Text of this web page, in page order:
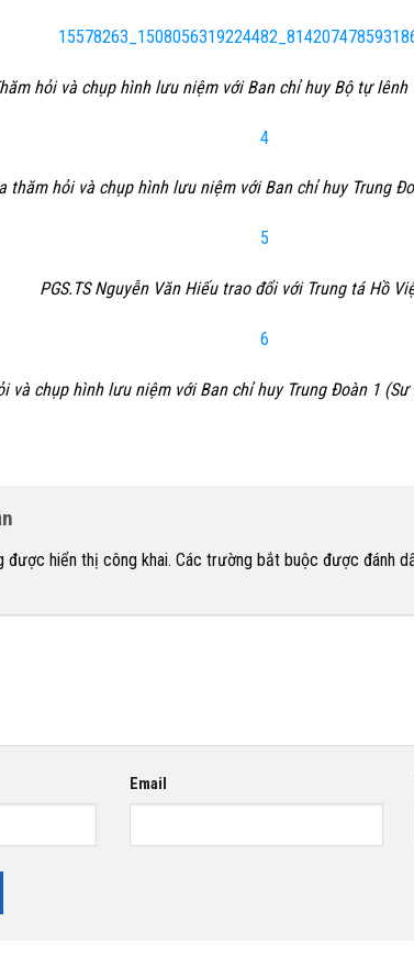
hỏi và chụp hình lưu niệm với Ban chỉ huy Bộ tự lênh
thăm hỏi và chụp hình lưu niệm với Ban chỉ huy Trung
PGS.TS Nguyễn Văn Hiếu trao đổi với Trung tá Hồ
và chụp hình lưu niệm với Ban chỉ huy Trung Đoàn 1
được hiển thị công khai. Các trường bắt buộc được đánh
Email